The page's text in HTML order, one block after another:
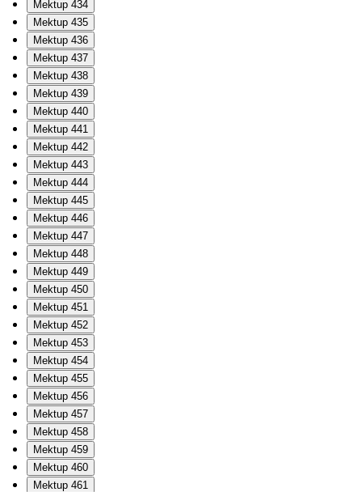
Mektup 434
Mektup 435
Mektup 436
Mektup 437
Mektup 438
Mektup 439
Mektup 440
Mektup 441
Mektup 442
Mektup 443
Mektup 444
Mektup 445
Mektup 446
Mektup 447
Mektup 448
Mektup 449
Mektup 450
Mektup 451
Mektup 452
Mektup 453
Mektup 454
Mektup 455
Mektup 456
Mektup 457
Mektup 458
Mektup 459
Mektup 460
Mektup 461